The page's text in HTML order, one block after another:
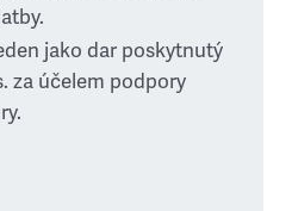
jako dar poskytnutý
za účelem podpory